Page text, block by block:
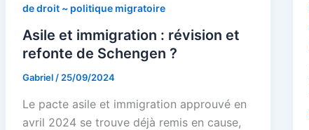
de droit ~ politique migratoire
Asile et immigration : révision et
refonte de Schengen ?
Gabriel / 25/09/2024
Le pacte asile et immigration approuvé en
avril 2024 se trouve déjà remis en cause,